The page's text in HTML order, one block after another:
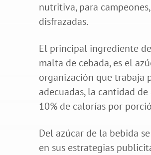
nutritiva, para
disfrazadas.
El principal ingrediente
malta de cebada, es el
organización que trabaja
adecuadas, la cantidad
10% de calorías por
Del azúcar de la bebida
en sus estrategias